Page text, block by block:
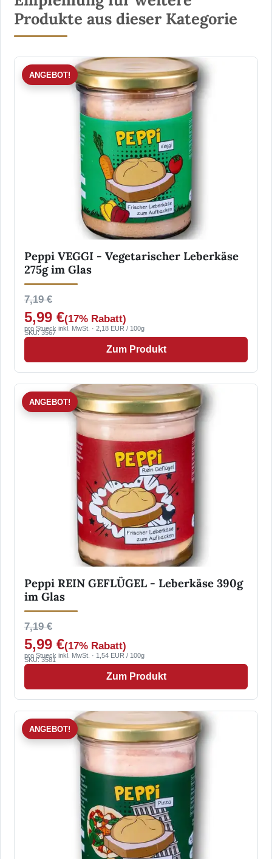
Produkte aus dieser Kategorie
ANGEBOT!
Peppi VEGGI - Vegetarischer Leberkäse
275g im Glas
7,19 €
5,99 €(17% Rabatt)
pro Stueck inkl. MwSt. · 2,18 EUR / 100g
SKU: 3567
Zum Produkt
ANGEBOT!
Peppi REIN GEFLÜGEL - Leberkäse 390g
im Glas
7,19 €
5,99 €(17% Rabatt)
pro Stueck inkl. MwSt. · 1,54 EUR / 100g
SKU: 3581
Zum Produkt
ANGEBOT!